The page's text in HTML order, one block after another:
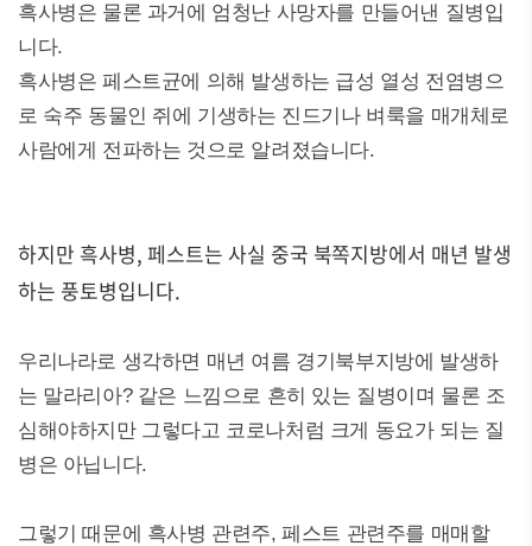
흑사병은 물론 과거에 엄청난 사망자를 만들어낸 질병입
니다.
흑사병은 페스트균에 의해 발생하는 급성 열성 전염병으
로 숙주 동물인 쥐에 기생하는 진드기나 벼룩을 매개체로
사람에게 전파하는 것으로 알려졌습니다.
하지만 흑사병, 페스트는 사실 중국 북쪽지방에서 매년 발생
하는 풍토병입니다.
우리나라로 생각하면 매년 여름 경기북부지방에 발생하
는 말라리아? 같은 느낌으로 흔히 있는 질병이며 물론 조
심해야하지만 그렇다고 코로나처럼 크게 동요가 되는 질
병은 아닙니다.
그렇기 때문에 흑사병 관련주, 페스트 관련주를 매매할